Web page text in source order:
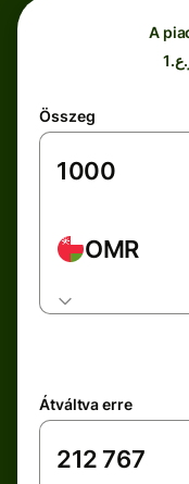
A
Összeg
OMR
Átváltva erre